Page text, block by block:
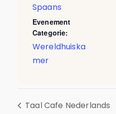
Spaans
Evenement
Categorie:
Wereldhuiska
mer
Taal Cafe Nederlands